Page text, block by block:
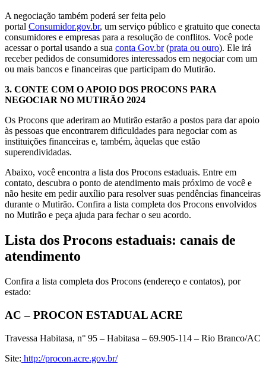
A negociação também poderá ser feita pelo
portal Consumidor.gov.br, um serviço público e gratuito que conecta
consumidores e empresas para a resolução de conflitos. Você pode
acessar o portal usando a sua conta Gov.br(prata ou ouro). Ele irá
receber pedidos de consumidores interessados em negociar com um
ou mais bancos e financeiras que participam do Mutirão.
3. CONTE COM O APOIO DOS PROCONS PARA
NEGOCIAR NO MUTIRÃO 2024
Os Procons que aderiram ao Mutirão estarão a postos para dar apoio
às pessoas que encontrarem dificuldades para negociar com as
instituições financeiras e, também, àquelas que estão
superendividadas.
Abaixo, você encontra a lista dos Procons estaduais. Entre em
contato, descubra o ponto de atendimento mais próximo de você e
não hesite em pedir auxílio para resolver suas pendências financeiras
durante o Mutirão. Confira a lista completa dos Procons envolvidos
no Mutirão e peça ajuda para fechar o seu acordo.
Lista dos Procons estaduais: canais de
atendimento
Confira a lista completa dos Procons (endereço e contatos), por
estado:
AC – PROCON ESTADUAL ACRE
Travessa Habitasa, n° 95 – Habitasa – 69.905-114 – Rio Branco/AC
Site: http://procon.acre.gov.br/